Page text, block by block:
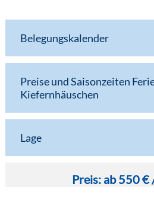
Belegungskalender
Preise und Saisonzeiten
Kiefernhäuschen
Lage
Preis: ab 550 €